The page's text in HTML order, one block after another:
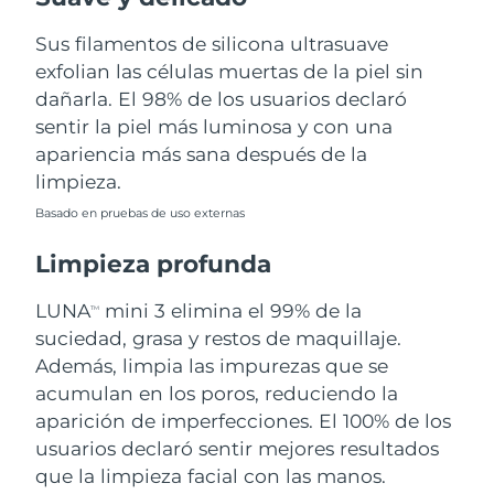
Sus filamentos de silicona ultrasuave
exfolian las células muertas de la piel sin
dañarla. El 98% de los usuarios declaró
sentir la piel más luminosa y con una
apariencia más sana después de la
limpieza.
Basado en pruebas de uso externas
Limpieza profunda
LUNATM
mini 3 elimina el 99% de la
suciedad, grasa y restos de maquillaje.
Además, limpia las impurezas que se
acumulan en los poros, reduciendo la
aparición de imperfecciones. El 100% de los
usuarios declaró sentir mejores resultados
que la limpieza facial con las manos.
Filipinas Entrega prevista13/08/2026
Polonia Entrega prevista11/08/2026
Portugal Entrega prevista
Catar
Reunión Entrega prevista
Rumanía
Rusia Entrega prevista
Arabia Saudí Entrega prevista11/08/2026